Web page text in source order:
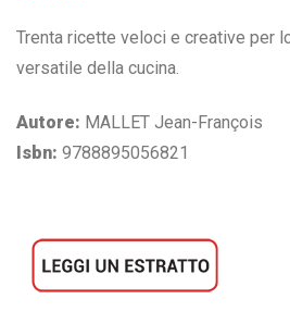
Trenta ricette veloci e creative per
versatile della cucina.
Autore: MALLET Jean-François
Isbn: 9788895056821